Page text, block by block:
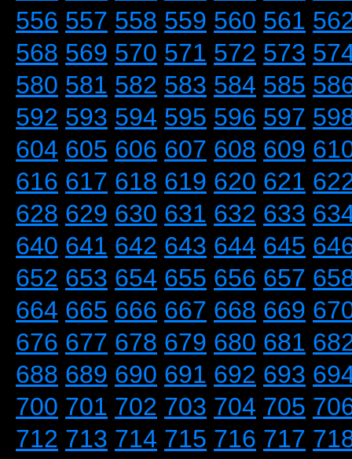
556 557 558 559 560 561
568 569 570 571 572 573
580 581 582 583 584 585
592 593 594 595 596 597
604 605 606 607 608 609
616 617 618 619 620 621
628 629 630 631 632 633
640 641 642 643 644 645
652 653 654 655 656 657
664 665 666 667 668 669
676 677 678 679 680 681
688 689 690 691 692 693
700 701 702 703 704 705
712 713 714 715 716 717